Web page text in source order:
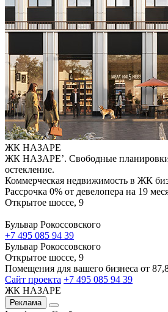
ЖК НАЗАРЕ
ЖК НАЗАРЕ’. Свободные планировки
остекление.
Коммерческая недвижимость в ЖК
Рассрочка 0% от девелопера на 19
Открытое шоссе, 9
Бульвар Рокоссовского
+7 495 085 94 39
Бульвар Рокоссовского
Открытое шоссе, 9
Помещения для вашего бизнеса от
Сайт проекта +7 495 085 94 39
ЖК НАЗАРЕ
Реклама